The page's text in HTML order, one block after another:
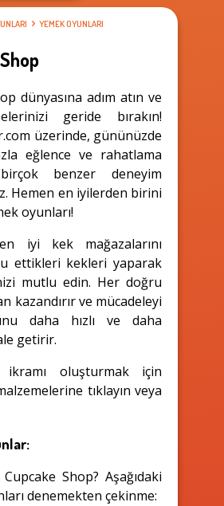
YEMEK OYUNLARI
dünyasına adım atın ve
geride bırakın!
üzerinde, gününüzde
eğlence ve rahatlama
benzer deneyim
Hemen en iyilerden birini
oyunları!
iyi kek mağazalarını
ettikleri kekleri yaparak
mutlu edin. Her doğru
kazandırır ve mücadeleyi
daha hızlı ve daha
getirir.
ikramı oluşturmak için
tıklayın veya
Shop? Aşağıdaki
denemekten çekinme: